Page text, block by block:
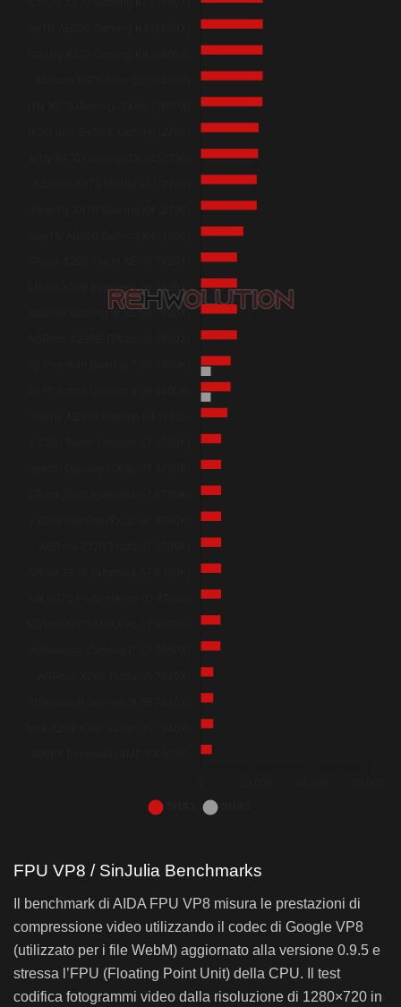
ASRock Z390 Phantom Gaming 9 (i9 9900K)
ASRock Fatal1ty X99 Professional Gaming i7 (i7 5960X)
ASRock Fatal1ty Z370 Gaming-ITX/ac (i7 8700K)
ASRock Z370 Extreme4 (i7 8700K)
ASRock Z390 Taichi Ultimate (i7 8700K)
ASRock Z390 Phantom Gaming-ITX/ac (i7 8700K)
ASRock Z390 Extreme4 (i7 8700K)
ASRock Z370 Taichi (i7 8700K)
ASRock H370M-ITX/ac (i7 8700K)
ASRock Fatal1ty AB350 Gaming K4 (1400)
ASRock X299 Taichi (i5 7640X)
ASRock X299 Killer SLI/ac (i5 7640X)
ASRock Fatal1ty X299 Professional Gaming i9 (i5 7640X)
ASRock 990FX Extreme3 (AMD FX-8350)
ASRock X399 Phantom Gaming 6 (2950X)
Gigabyte X399 AORUS Gaming 7 (1950X)
ASUS Zenith Extreme (1950X)
ASRock X399 Taichi (1950X)
FPU VP8 / SinJulia Benchmarks
Il benchmark di AIDA FPU VP8 misura le prestazioni di
compressione video utilizzando il codec di Google VP8
(utilizzato per i file WebM) aggiornato alla versione 0.9.5 e
stressa l’FPU (Floating Point Unit) della CPU. Il test
codifica fotogrammi video dalla risoluzione di 1280×720 in